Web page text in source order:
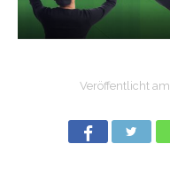
Veröffentlicht am